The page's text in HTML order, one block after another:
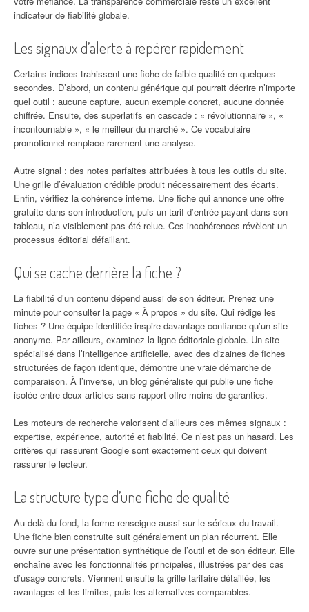
indicateur de fiabilité globale.
Les signaux d’alerte à repérer rapidement
Certains indices trahissent une fiche de faible qualité en quelques
secondes. D’abord, un contenu générique qui pourrait décrire n’importe
quel outil : aucune capture, aucun exemple concret, aucune donnée
chiffrée. Ensuite, des superlatifs en cascade : « révolutionnaire », «
incontournable », « le meilleur du marché ». Ce vocabulaire
promotionnel remplace rarement une analyse.
Autre signal : des notes parfaites attribuées à tous les outils du site.
Une grille d’évaluation crédible produit nécessairement des écarts.
Enfin, vérifiez la cohérence interne. Une fiche qui annonce une offre
gratuite dans son introduction, puis un tarif d’entrée payant dans son
tableau, n’a visiblement pas été relue. Ces incohérences révèlent un
processus éditorial défaillant.
Qui se cache derrière la fiche ?
La fiabilité d’un contenu dépend aussi de son éditeur. Prenez une
minute pour consulter la page « À propos » du site. Qui rédige les
fiches ? Une équipe identifiée inspire davantage confiance qu’un site
anonyme. Par ailleurs, examinez la ligne éditoriale globale. Un site
spécialisé dans l’intelligence artificielle, avec des dizaines de fiches
structurées de façon identique, démontre une vraie démarche de
comparaison. À l’inverse, un blog généraliste qui publie une fiche
isolée entre deux articles sans rapport offre moins de garanties.
Les moteurs de recherche valorisent d’ailleurs ces mêmes signaux :
expertise, expérience, autorité et fiabilité. Ce n’est pas un hasard. Les
critères qui rassurent Google sont exactement ceux qui doivent
rassurer le lecteur.
La structure type d’une fiche de qualité
Au-delà du fond, la forme renseigne aussi sur le sérieux du travail.
Une fiche bien construite suit généralement un plan récurrent. Elle
ouvre sur une présentation synthétique de l’outil et de son éditeur. Elle
enchaîne avec les fonctionnalités principales, illustrées par des cas
d’usage concrets. Viennent ensuite la grille tarifaire détaillée, les
avantages et les limites, puis les alternatives comparables.